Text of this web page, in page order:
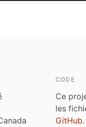
CODE
Ce
les
GitHub.